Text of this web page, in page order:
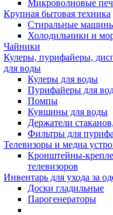
Микроволновые
Крупная бытовая техника
Стиральные
Холодильники и
Чайники
Кулеры, пурифайеры,
для воды
Кулеры для воды
Пурифайеры для
Помпы
Кувшины для воды
Держатели
Фильтры для
Телевизоры и медиа
Кронштейны-
телевизоров
Инвентарь для ухода за
Доски гладильные
Парогенераторы